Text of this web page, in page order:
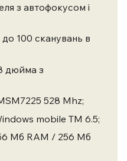
з автофокусом і
100 сканувань в
дюйма з
528 Mhz;
mobile TM 6.5;
Мб RAM / 256 Mб